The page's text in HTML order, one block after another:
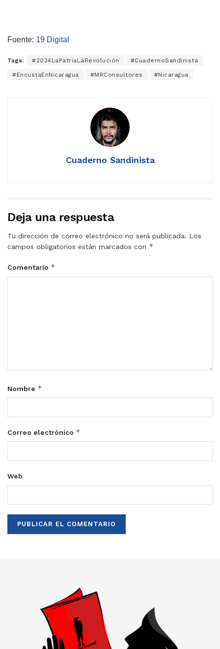
Fuente: 19 Digital
Tags: #2024LaPatriaLaRevolución #CuadernoSandinista
#EncustaEnNicaragua #MRConsultores #Nicaragua
Cuaderno Sandinista
Deja una respuesta
Tu dirección de correo electrónico no será publicada. Los
campos obligatorios están marcados con *
Comentario *
Nombre *
Correo electrónico *
Web